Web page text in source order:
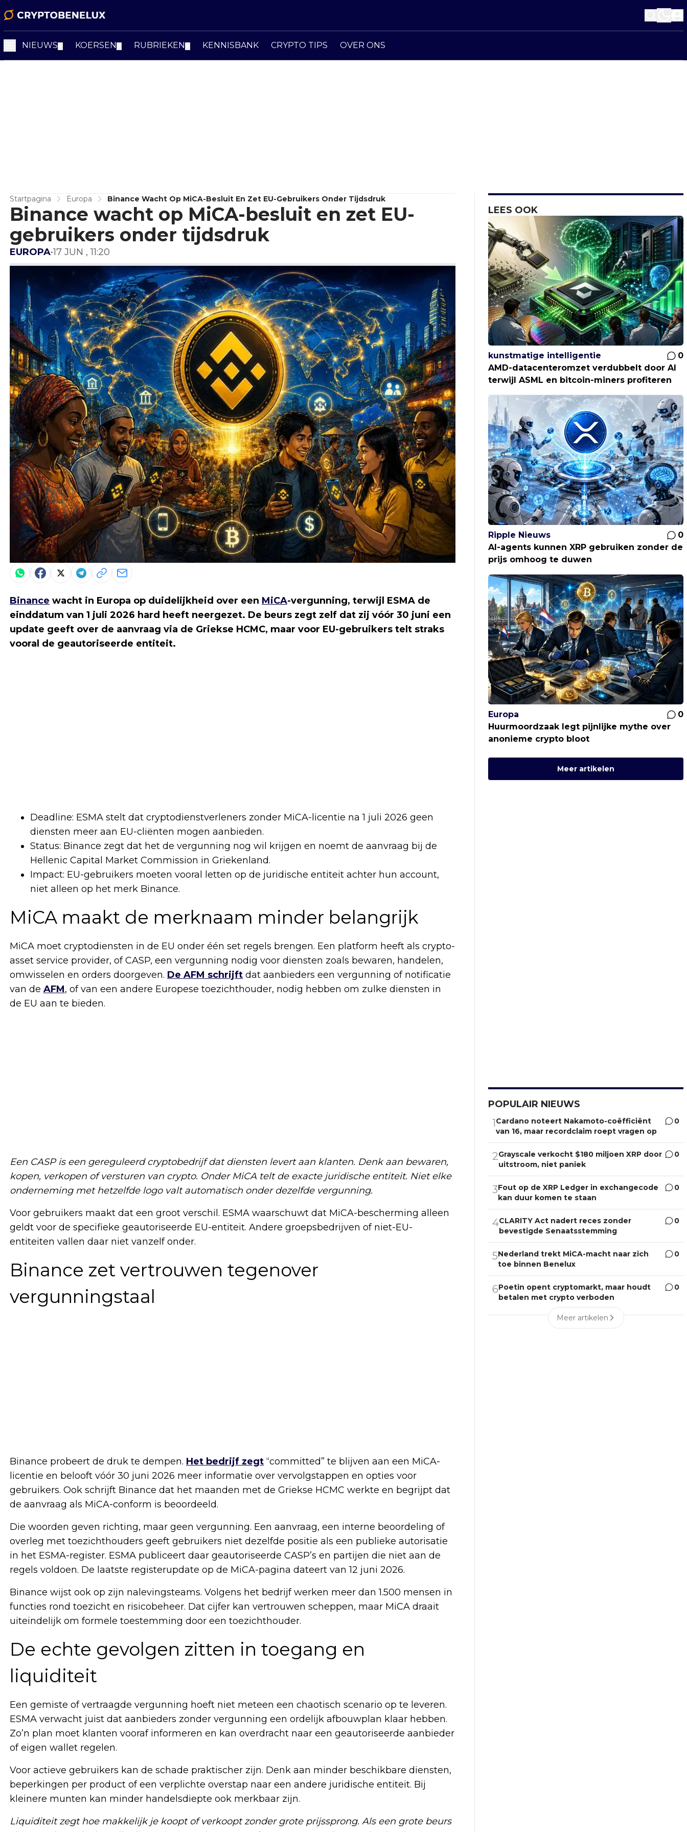
NIEUWS KOERSEN RUBRIEKEN KENNISBANK CRYPTO TIPS OVER ONS
Startpagina Europa Binance Wacht Op MiCA-Besluit En Zet EU-Gebruikers Onder Tijdsdruk
Binance wacht op MiCA-besluit en zet EU-
gebruikers onder tijdsdruk
EUROPA•17 JUN , 11:20
Binance wacht in Europa op duidelijkheid over een MiCA-vergunning, terwijl ESMA de
einddatum van 1 juli 2026 hard heeft neergezet. De beurs zegt zelf dat zij vóór 30 juni een
update geeft over de aanvraag via de Griekse HCMC, maar voor EU-gebruikers telt straks
vooral de geautoriseerde entiteit.
Deadline: ESMA stelt dat cryptodienstverleners zonder MiCA-licentie na 1 juli 2026 geen
diensten meer aan EU-cliënten mogen aanbieden.
Status: Binance zegt dat het de vergunning nog wil krijgen en noemt de aanvraag bij de
Hellenic Capital Market Commission in Griekenland.
Impact: EU-gebruikers moeten vooral letten op de juridische entiteit achter hun account,
niet alleen op het merk Binance.
MiCA maakt de merknaam minder belangrijk
MiCA moet cryptodiensten in de EU onder één set regels brengen. Een platform heeft als crypto-
asset service provider, of CASP, een vergunning nodig voor diensten zoals bewaren, handelen,
omwisselen en orders doorgeven. De AFM schrijft dat aanbieders een vergunning of notificatie
van de AFM, of van een andere Europese toezichthouder, nodig hebben om zulke diensten in
de EU aan te bieden.
Een CASP is een gereguleerd cryptobedrijf dat diensten levert aan klanten. Denk aan bewaren,
kopen, verkopen of versturen van crypto. Onder MiCA telt de exacte juridische entiteit. Niet elke
onderneming met hetzelfde logo valt automatisch onder dezelfde vergunning.
Voor gebruikers maakt dat een groot verschil. ESMA waarschuwt dat MiCA-bescherming alleen
geldt voor de specifieke geautoriseerde EU-entiteit. Andere groepsbedrijven of niet-EU-
entiteiten vallen daar niet vanzelf onder.
Binance zet vertrouwen tegenover
vergunningstaal
Binance probeert de druk te dempen. Het bedrijf zegt “committed” te blijven aan een MiCA-
licentie en belooft vóór 30 juni 2026 meer informatie over vervolgstappen en opties voor
gebruikers. Ook schrijft Binance dat het maanden met de Griekse HCMC werkte en begrijpt dat
de aanvraag als MiCA-conform is beoordeeld.
Die woorden geven richting, maar geen vergunning. Een aanvraag, een interne beoordeling of
overleg met toezichthouders geeft gebruikers niet dezelfde positie als een publieke autorisatie
in het ESMA-register. ESMA publiceert daar geautoriseerde CASP’s en partijen die niet aan de
regels voldoen. De laatste registerupdate op de MiCA-pagina dateert van 12 juni 2026.
Binance wijst ook op zijn nalevingsteams. Volgens het bedrijf werken meer dan 1.500 mensen in
functies rond toezicht en risicobeheer. Dat cijfer kan vertrouwen scheppen, maar MiCA draait
uiteindelijk om formele toestemming door een toezichthouder.
De echte gevolgen zitten in toegang en
liquiditeit
Een gemiste of vertraagde vergunning hoeft niet meteen een chaotisch scenario op te leveren.
ESMA verwacht juist dat aanbieders zonder vergunning een ordelijk afbouwplan klaar hebben.
Zo’n plan moet klanten vooraf informeren en kan overdracht naar een geautoriseerde aanbieder
of eigen wallet regelen.
Voor actieve gebruikers kan de schade praktischer zijn. Denk aan minder beschikbare diensten,
beperkingen per product of een verplichte overstap naar een andere juridische entiteit. Bij
kleinere munten kan minder handelsdiepte ook merkbaar zijn.
Liquiditeit zegt hoe makkelijk je koopt of verkoopt zonder grote prijssprong. Als een grote beurs
LEES OOK
kunstmatige intelligentie
0
AMD-datacenteromzet verdubbelt door AI
terwijl ASML en bitcoin-miners profiteren
Ripple Nieuws
0
AI-agents kunnen XRP gebruiken zonder de
prijs omhoog te duwen
Europa
0
Huurmoordzaak legt pijnlijke mythe over
anonieme crypto bloot
Meer artikelen
POPULAIR NIEUWS
1Cardano noteert Nakamoto-coëfficiënt
van 16, maar recordclaim roept vragen op
0
2Grayscale verkocht $180 miljoen XRP door
uitstroom, niet paniek
0
3Fout op de XRP Ledger in exchangecode
kan duur komen te staan
0
4CLARITY Act nadert reces zonder
bevestigde Senaatsstemming
0
5Nederland trekt MiCA-macht naar zich
toe binnen Benelux
0
6Poetin opent cryptomarkt, maar houdt
betalen met crypto verboden
0
Meer artikelen